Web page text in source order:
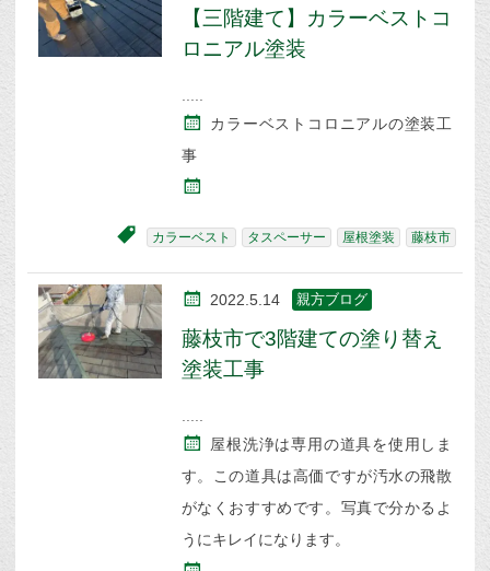
【三階建て】カラーベストコ
ロニアル塗装
カラーベストコロニアルの塗装工
事
カラーベスト タスペーサー 屋根塗装 藤枝市
2022.5.14 親方ブログ
藤枝市で3階建ての塗り替え
塗装工事
屋根洗浄は専用の道具を使用しま
す。この道具は高価ですが汚水の飛散
がなくおすすめです。写真で分かるよ
うにキレイになります。